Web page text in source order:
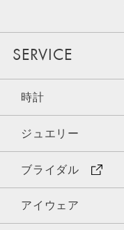
SERVICE
時計
ジュエリー
ブライダル
アイウェア